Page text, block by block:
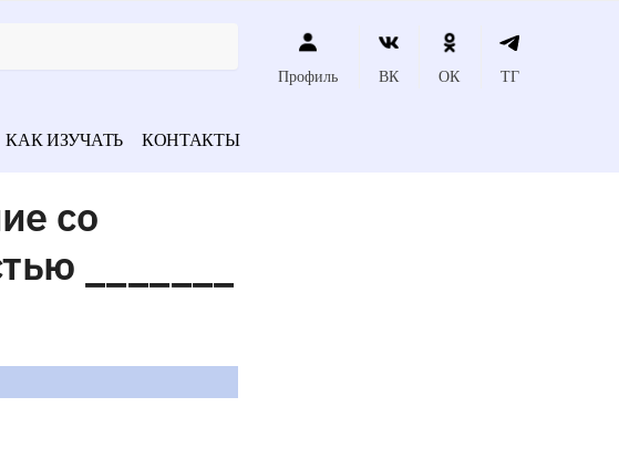
Профиль ВК ОК ТГ
КАК ИЗУЧАТЬ КОНТАКТЫ
со
_______